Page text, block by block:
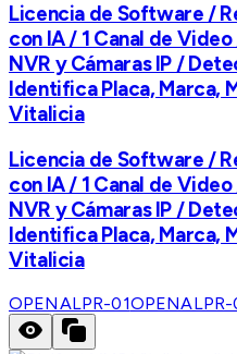
Licencia de Software /
con IA / 1 Canal de
NVR y Cámaras IP /
Identifica Placa, Marca,
Vitalicia
Licencia de Software /
con IA / 1 Canal de
NVR y Cámaras IP /
Identifica Placa, Marca,
Vitalicia
OPENALPR-01OPENALPR-